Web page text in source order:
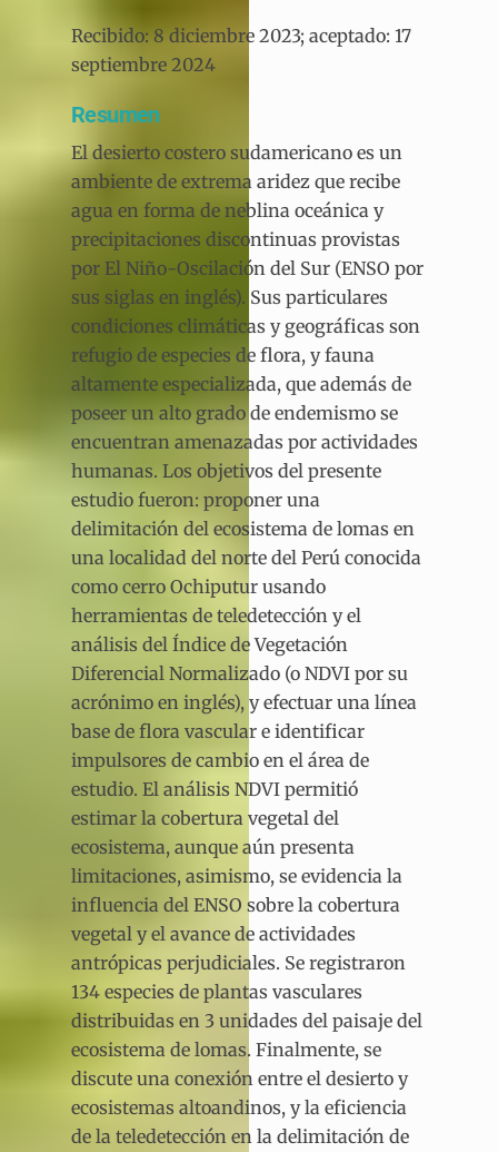
Recibido: 8 diciembre 2023; aceptado: 17
septiembre 2024
Resumen
El desierto costero sudamericano es un
ambiente de extrema aridez que recibe
agua en forma de neblina oceánica y
precipitaciones discontinuas provistas
por El Niño-Oscilación del Sur (ENSO por
sus siglas en inglés). Sus particulares
condiciones climáticas y geográficas son
refugio de especies de flora, y fauna
altamente especializada, que además de
poseer un alto grado de endemismo se
encuentran amenazadas por actividades
humanas. Los objetivos del presente
estudio fueron: proponer una
delimitación del ecosistema de lomas en
una localidad del norte del Perú conocida
como cerro Ochiputur usando
herramientas de teledetección y el
análisis del Índice de Vegetación
Diferencial Normalizado (o NDVI por su
acrónimo en inglés), y efectuar una línea
base de flora vascular e identificar
impulsores de cambio en el área de
estudio. El análisis NDVI permitió
estimar la cobertura vegetal del
ecosistema, aunque aún presenta
limitaciones, asimismo, se evidencia la
influencia del ENSO sobre la cobertura
vegetal y el avance de actividades
antrópicas perjudiciales. Se registraron
134 especies de plantas vasculares
distribuidas en 3 unidades del paisaje del
ecosistema de lomas. Finalmente, se
discute una conexión entre el desierto y
ecosistemas altoandinos, y la eficiencia
de la teledetección en la delimitación de